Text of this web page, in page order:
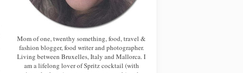
Mom of one, twenthy something, food, travel &
fashion blogger, food writer and photographer.
Living between Bruxelles, Italy and Mallorca. I
am a lifelong lover of Spritz cocktail (with